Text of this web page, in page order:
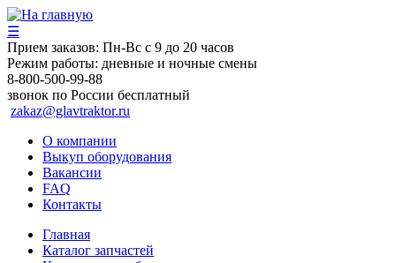
☰
Прием заказов: Пн-Вс с 9 до 20 часов
Режим работы: дневные и ночные смены
8-800-500-99-88
звонок по России бесплатный
zakaz@glavtraktor.ru
О компании
Выкуп оборудования
Вакансии
FAQ
Контакты
Главная
Каталог запчастей